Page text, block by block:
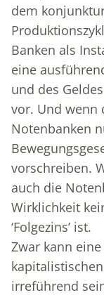
dem
Banken als
eine
und des
vor. Und wenn
Notenbanken
vorschreiben.
auch die
Wirklichkeit
‘Folgezins’ ist.
Zwar kann
irreführend